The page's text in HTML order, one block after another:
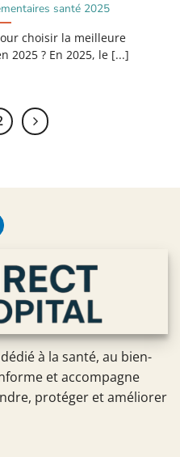
santé 2025
choisir la meilleure
2025 ? En 2025, le [...]
à la santé, au bien-
et accompagne
protéger et améliorer